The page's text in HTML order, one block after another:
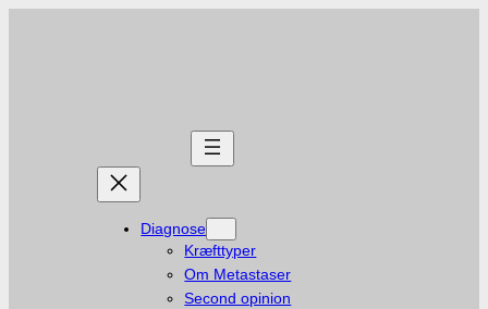
Diagnose
Kræfttyper
Om Metastaser
Second opinion